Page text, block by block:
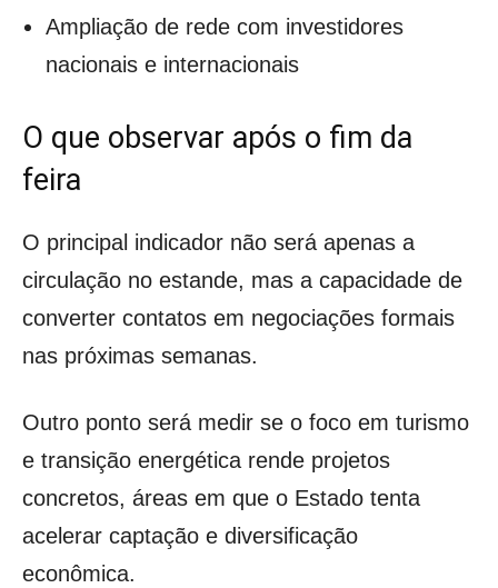
Ampliação de rede com investidores
nacionais e internacionais
O que observar após o fim da
feira
O principal indicador não será apenas a
circulação no estande, mas a capacidade de
converter contatos em negociações formais
nas próximas semanas.
Outro ponto será medir se o foco em turismo
e transição energética rende projetos
concretos, áreas em que o Estado tenta
acelerar captação e diversificação
econômica.